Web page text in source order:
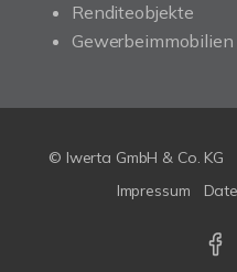
Renditeobjekte
Gewerbeimmobilien
© Iwerta GmbH & Co. KG
Impressum